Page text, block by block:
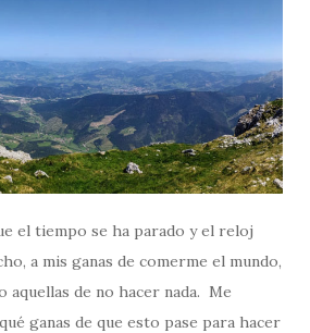
el tiempo se ha parado y el reloj
a mis ganas de comerme el mundo,
aquellas de no hacer nada. Me
ganas de que esto pase para hacer